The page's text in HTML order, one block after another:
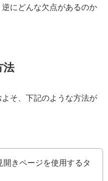
にどんな欠点があるのか
法
そ、下記のような方法が
きページを使用するタ